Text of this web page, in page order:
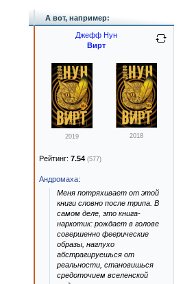
А вот, например:
Джефф Нун
Вирт
2019 2018
Рейтинг: 7.54 (577)
Андромаха:
Меня потряхивает от этой
книги словно после трипа. В
самом деле, это книга-
наркотик: рождает в голове
совершенно феерические
образы, наглухо
абстрагируешься от
реальности, становишься
средоточием вселенской